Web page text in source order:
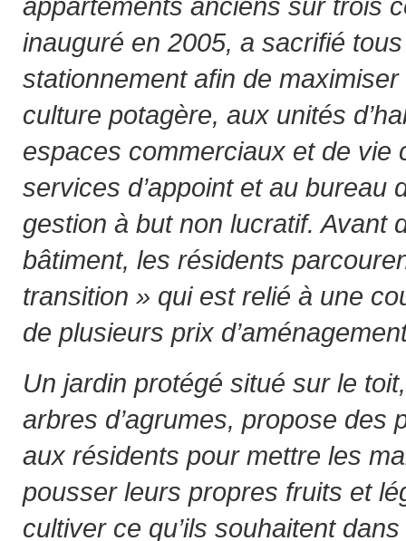
appartements anciens sur trois
inauguré en 2005, a sacrifié
stationnement afin de maximiser
culture potagère, aux unités
espaces commerciaux et de vie
services d’appoint et au bureau
gestion à but non lucratif. Avant
bâtiment, les résidents
transition » qui est relié à une
de plusieurs prix
Un jardin protégé situé sur le
arbres d’agrumes, propose des
aux résidents pour mettre les
pousser leurs propres fruits et
cultiver ce qu’ils souhaitent